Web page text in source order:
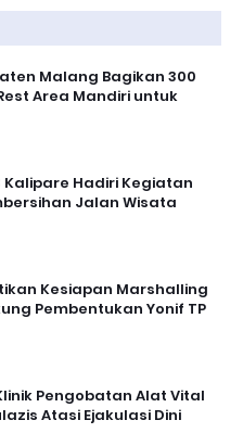
Malang Bagikan 300
Area Mandiri untuk
Kalipare Hadiri Kegiatan
Jalan Wisata
Kesiapan Marshalling
Pembentukan Yonif TP
Pengobatan Alat Vital
Atasi Ejakulasi Dini